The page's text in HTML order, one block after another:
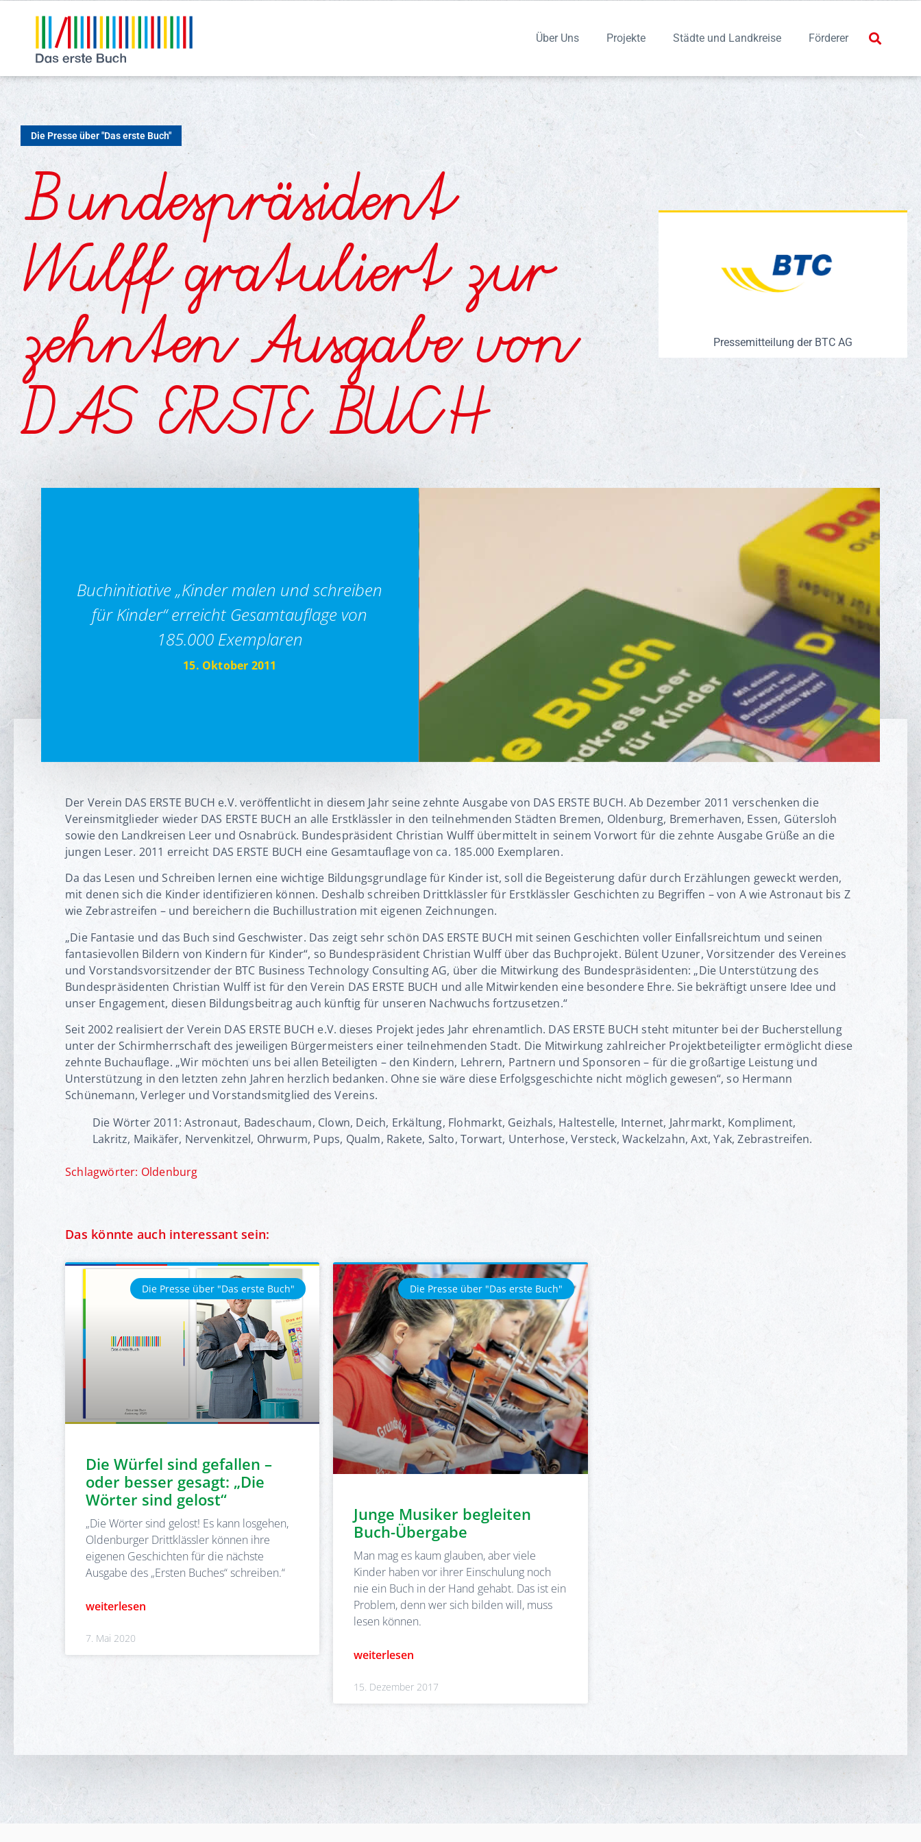
Über Uns Projekte Städte und Landkreise Förderer
Die Presse über "Das erste Buch"
Bundespräsident
Wulff gratuliert zur
zehnten Ausgabe von
DAS ERSTE BUCH
Pressemitteilung der BTC AG
Buchinitiative „Kinder malen und schreiben
für Kinder“ erreicht Gesamtauflage von
185.000 Exemplaren
15. Oktober 2011
Der Verein DAS ERSTE BUCH e.V. veröffentlicht in diesem Jahr seine zehnte Ausgabe von DAS ERSTE BUCH. Ab Dezember 2011 verschenken die
Vereinsmitglieder wieder DAS ERSTE BUCH an alle Erstklässler in den teilnehmenden Städten Bremen, Oldenburg, Bremerhaven, Essen, Gütersloh
sowie den Landkreisen Leer und Osnabrück. Bundespräsident Christian Wulff übermittelt in seinem Vorwort für die zehnte Ausgabe Grüße an die
jungen Leser. 2011 erreicht DAS ERSTE BUCH eine Gesamtauflage von ca. 185.000 Exemplaren.
Da das Lesen und Schreiben lernen eine wichtige Bildungsgrundlage für Kinder ist, soll die Begeisterung dafür durch Erzählungen geweckt werden,
mit denen sich die Kinder identifizieren können. Deshalb schreiben Drittklässler für Erstklässler Geschichten zu Begriffen – von A wie Astronaut bis Z
wie Zebrastreifen – und bereichern die Buchillustration mit eigenen Zeichnungen.
„Die Fantasie und das Buch sind Geschwister. Das zeigt sehr schön DAS ERSTE BUCH mit seinen Geschichten voller Einfallsreichtum und seinen
fantasievollen Bildern von Kindern für Kinder“, so Bundespräsident Christian Wulff über das Buchprojekt. Bülent Uzuner, Vorsitzender des Vereines
und Vorstandsvorsitzender der BTC Business Technology Consulting AG, über die Mitwirkung des Bundespräsidenten: „Die Unterstützung des
Bundespräsidenten Christian Wulff ist für den Verein DAS ERSTE BUCH und alle Mitwirkenden eine besondere Ehre. Sie bekräftigt unsere Idee und
unser Engagement, diesen Bildungsbeitrag auch künftig für unseren Nachwuchs fortzusetzen.“
Seit 2002 realisiert der Verein DAS ERSTE BUCH e.V. dieses Projekt jedes Jahr ehrenamtlich. DAS ERSTE BUCH steht mitunter bei der Bucherstellung
unter der Schirmherrschaft des jeweiligen Bürgermeisters einer teilnehmenden Stadt. Die Mitwirkung zahlreicher Projektbeteiligter ermöglicht diese
zehnte Buchauflage. „Wir möchten uns bei allen Beteiligten – den Kindern, Lehrern, Partnern und Sponsoren – für die großartige Leistung und
Unterstützung in den letzten zehn Jahren herzlich bedanken. Ohne sie wäre diese Erfolgsgeschichte nicht möglich gewesen“, so Hermann
Schünemann, Verleger und Vorstandsmitglied des Vereins.
Die Wörter 2011: Astronaut, Badeschaum, Clown, Deich, Erkältung, Flohmarkt, Geizhals, Haltestelle, Internet, Jahrmarkt, Kompliment,
Lakritz, Maikäfer, Nervenkitzel, Ohrwurm, Pups, Qualm, Rakete, Salto, Torwart, Unterhose, Versteck, Wackelzahn, Axt, Yak, Zebrastreifen.
Schlagwörter: Oldenburg
Das könnte auch interessant sein:
Die Presse über "Das erste Buch"
Die Würfel sind gefallen –
oder besser gesagt: „Die
Wörter sind gelost“
„Die Wörter sind gelost! Es kann losgehen,
Oldenburger Drittklässler können ihre
eigenen Geschichten für die nächste
Ausgabe des „Ersten Buches“ schreiben.“
weiterlesen
7. Mai 2020
Die Presse über "Das erste Buch"
Junge Musiker begleiten
Buch-Übergabe
Man mag es kaum glauben, aber viele
Kinder haben vor ihrer Einschulung noch
nie ein Buch in der Hand gehabt. Das ist ein
Problem, denn wer sich bilden will, muss
lesen können.
weiterlesen
15. Dezember 2017